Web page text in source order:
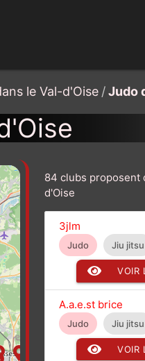
le Val-d'Oise /Judo
84 clubs proposent
d'Oise
3jlm
Judo Jiu jitsu
VOIR
A.a.e.st brice
Judo Jiu jitsu
VOIR